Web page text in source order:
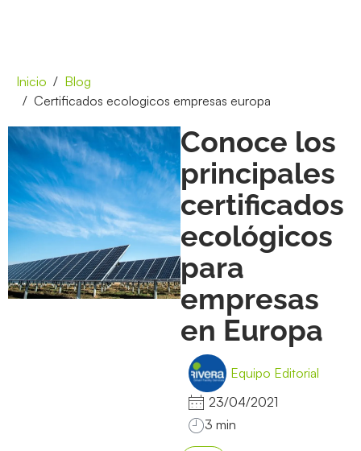
Inicio
Blog
Certificados ecologicos empresas europa
Conoce los
principales
certificados
ecológicos
para
empresas
en Europa
Equipo Editorial
23/04/2021